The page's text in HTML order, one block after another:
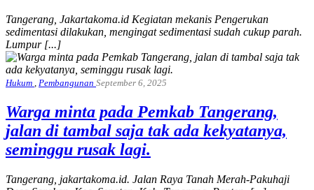
Tangerang, Jakartakoma.id Kegiatan mekanis Pengerukan
sedimentasi dilakukan, mengingat sedimentasi sudah cukup parah.
Lumpur [...]
Hukum Pembangunan September 6, 2025
Warga minta pada Pemkab Tangerang,
jalan di tambal saja tak ada kekyatanya,
seminggu rusak lagi.
Tangerang, jakartakoma.id. Jalan Raya Tanah Merah-Pakuhaji